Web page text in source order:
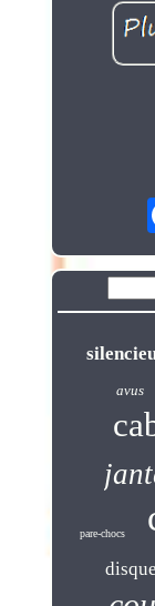
avus
pare-chocs